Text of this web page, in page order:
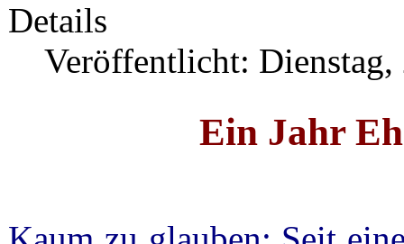
Details
Veröffentlicht: Dienstag,
Ein Jahr